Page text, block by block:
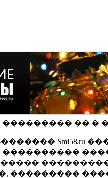
��������� �� �
Smi58.ru
���������